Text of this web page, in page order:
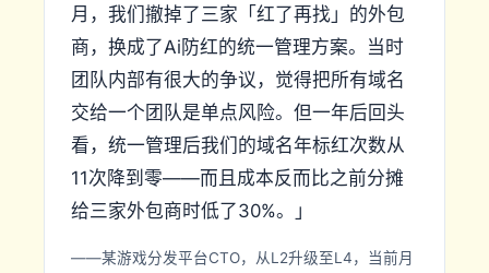
月，我们撤掉了三家「红了再找」的外包
商，换成了Ai防红的统一管理方案。当时
团队内部有很大的争议，觉得把所有域名
交给一个团队是单点风险。但一年后回头
看，统一管理后我们的域名年标红次数从
11次降到零——而且成本反而比之前分摊
给三家外包商时低了30%。」
——某游戏分发平台CTO，从L2升级至L4，当前月